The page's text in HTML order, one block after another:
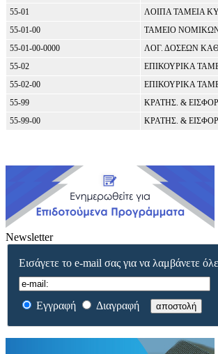
55-01
ΛΟΙΠΑ ΤΑΜΕΙΑ
55-01-00
ΤΑΜΕΙΟ
55-01-00-0000
ΛΟΓ. ΔΟΣΕΩΝ
55-02
ΕΠΙΚΟΥΡΙΚΑ
55-02-00
ΕΠΙΚΟΥΡΙΚΑ
55-99
ΚΡΑΤΗΣ. &
55-99-00
ΚΡΑΤΗΣ. &
Newsletter
Εισάγετε το e-mail σας για να λαμβάνετε
Εγγραφή Διαγραφή αποστολή